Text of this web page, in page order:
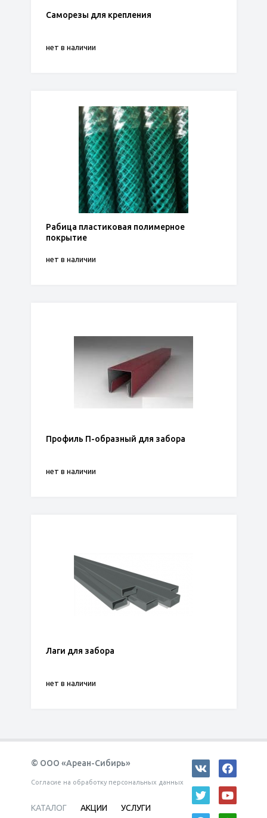
Саморезы для крепления
нет в наличии
Рабица пластиковая полимерное
покрытие
нет в наличии
Профиль П-образный для забора
нет в наличии
Лаги для забора
нет в наличии
© ООО «Ареан-Сибирь»
Согласие на обработку персональных данных
КАТАЛОГ АКЦИИ УСЛУГИ